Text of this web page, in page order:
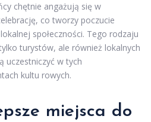
chętnie angażują się w
co tworzy poczucie
społeczności. Tego rodzaju
turystów, ale również lokalnych
uczestniczyć w tych
kultu rowych.
miejsca do